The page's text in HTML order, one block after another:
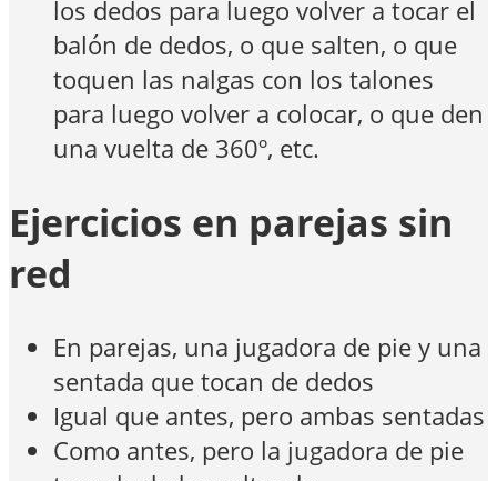
los dedos para luego volver a tocar el
balón de dedos, o que salten, o que
toquen las nalgas con los talones
para luego volver a colocar, o que den
una vuelta de 360º, etc.
Ejercicios en parejas sin
red
En parejas, una jugadora de pie y una
sentada que tocan de dedos
Igual que antes, pero ambas sentadas
Como antes, pero la jugadora de pie